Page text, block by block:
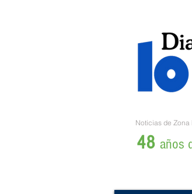
Noticias de Zona
48 años